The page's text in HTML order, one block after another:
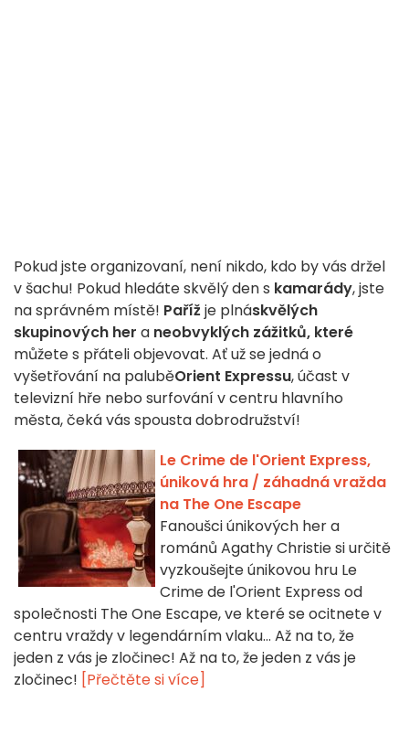
Pokud jste organizovaní, není nikdo, kdo by vás držel
v šachu! Pokud hledáte skvělý den s kamarády, jste
na správném místě! Paříž je plnáskvělých
skupinových her a neobvyklých zážitků, které
můžete s přáteli objevovat. Ať už se jedná o
vyšetřování na paluběOrient Expressu, účast v
televizní hře nebo surfování v centru hlavního
města, čeká vás spousta dobrodružství!
Le Crime de l'Orient Express,
úniková hra / záhadná vražda
na The One Escape
Fanoušci únikových her a
románů Agathy Christie si určitě
vyzkoušejte únikovou hru Le
Crime de l'Orient Express od
společnosti The One Escape, ve které se ocitnete v
centru vraždy v legendárním vlaku... Až na to, že
jeden z vás je zločinec! Až na to, že jeden z vás je
zločinec! [Přečtěte si více]